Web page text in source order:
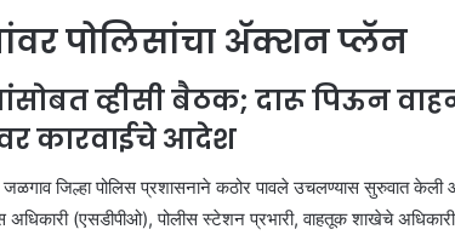
पोलिसांचा अ‍ॅक्शन प्लॅन
व्हीसी बैठक; दारू पिऊन
कारवाईचे आदेश
जळगाव जिल्हा पोलिस प्रशासनाने कठोर पावले उचलण्यास सुरुवात
अधिकारी (एसडीपीओ), पोलीस स्टेशन प्रभारी, वाहतूक शाखेचे